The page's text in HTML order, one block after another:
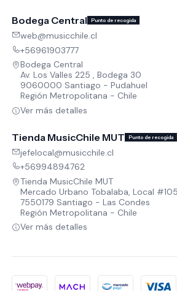
Bodega Central Punto de recogida
web@musicchile.cl
+56961903777
Bodega Central
Av. Los Valles 225 , Bodega 30
9060000 Santiago - Pudahuel
Región Metropolitana - Chile
Ver más detalles
Tienda MusicChile MUT Punto de recogida
jefelocal@musicchile.cl
+56994894762
Tienda MusicChile MUT
Mercado Urbano Tobalaba, Local
7550179 Santiago - Las Condes
Región Metropolitana - Chile
Ver más detalles